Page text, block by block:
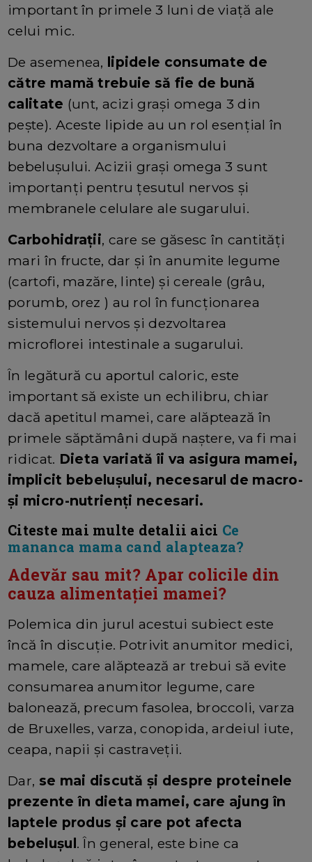
important în primele 3 luni de viaţă ale
celui mic.
De asemenea, lipidele consumate de
către mamă trebuie să fie de bună
calitate (unt, acizi grași omega 3 din
pește). Aceste lipide au un rol esențial în
buna dezvoltare a organismului
bebelușului. Acizii grași omega 3 sunt
importanți pentru țesutul nervos și
membranele celulare ale sugarului.
Carbohidrații, care se găsesc în cantităţi
mari în fructe, dar și în anumite legume
(cartofi, mazăre, linte) şi cereale (grâu,
porumb, orez ) au rol în funcționarea
sistemului nervos şi dezvoltarea
microflorei intestinale a sugarului.
În legătură cu aportul caloric, este
important să existe un echilibru, chiar
dacă apetitul mamei, care alăptează în
primele săptămâni după naștere, va fi mai
ridicat. Dieta variată îi va asigura mamei,
implicit bebelușului, necesarul de macro-
și micro-nutrienți necesari.
Citeste mai multe detalii aici Ce
mananca mama cand alapteaza?
Adevăr sau mit? Apar colicile din
cauza alimentaţiei mamei?
Polemica din jurul acestui subiect este
încă în discuţie. Potrivit anumitor medici,
mamele, care alăptează ar trebui să evite
consumarea anumitor legume, care
balonează, precum fasolea, broccoli, varza
de Bruxelles, varza, conopida, ardeiul iute,
ceapa, napii și castraveţii.
Dar, se mai discută și despre proteinele
prezente în dieta mamei, care ajung în
laptele produs şi care pot afecta
bebeluşul. În general, este bine ca